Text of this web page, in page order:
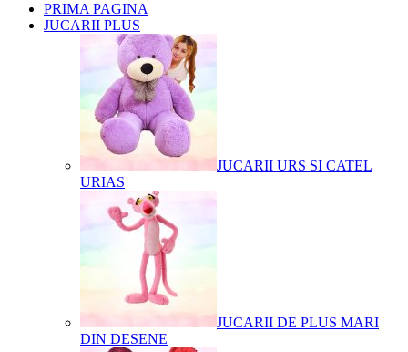
PRIMA PAGINA
JUCARII PLUS
JUCARII URS SI CATEL
URIAS
JUCARII DE PLUS MARI
DIN DESENE